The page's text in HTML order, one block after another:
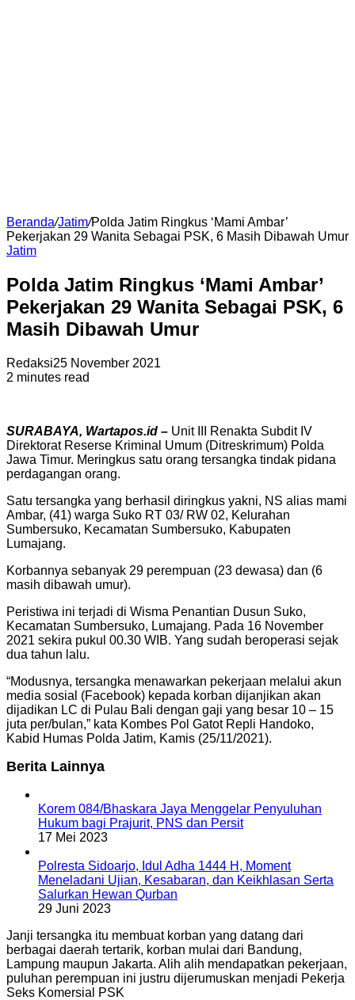
Beranda/Jatim/Polda Jatim Ringkus ‘Mami Ambar’
Pekerjakan 29 Wanita Sebagai PSK, 6 Masih Dibawah Umur
Jatim
Polda Jatim Ringkus ‘Mami Ambar’
Pekerjakan 29 Wanita Sebagai PSK, 6
Masih Dibawah Umur
Redaksi25 November 2021
2 minutes read
SURABAYA, Wartapos.id – Unit III Renakta Subdit IV
Direktorat Reserse Kriminal Umum (Ditreskrimum) Polda
Jawa Timur. Meringkus satu orang tersangka tindak pidana
perdagangan orang.
Satu tersangka yang berhasil diringkus yakni, NS alias mami
Ambar, (41) warga Suko RT 03/ RW 02, Kelurahan
Sumbersuko, Kecamatan Sumbersuko, Kabupaten
Lumajang.
Korbannya sebanyak 29 perempuan (23 dewasa) dan (6
masih dibawah umur).
Peristiwa ini terjadi di Wisma Penantian Dusun Suko,
Kecamatan Sumbersuko, Lumajang. Pada 16 November
2021 sekira pukul 00.30 WIB. Yang sudah beroperasi sejak
dua tahun lalu.
“Modusnya, tersangka menawarkan pekerjaan melalui akun
media sosial (Facebook) kepada korban dijanjikan akan
dijadikan LC di Pulau Bali dengan gaji yang besar 10 – 15
juta per/bulan,” kata Kombes Pol Gatot Repli Handoko,
Kabid Humas Polda Jatim, Kamis (25/11/2021).
Berita Lainnya
Korem 084/Bhaskara Jaya Menggelar Penyuluhan
Hukum bagi Prajurit, PNS dan Persit
17 Mei 2023
Polresta Sidoarjo, Idul Adha 1444 H, Moment
Meneladani Ujian, Kesabaran, dan Keikhlasan Serta
Salurkan Hewan Qurban
29 Juni 2023
Janji tersangka itu membuat korban yang datang dari
berbagai daerah tertarik, korban mulai dari Bandung,
Lampung maupun Jakarta. Alih alih mendapatkan pekerjaan,
puluhan perempuan ini justru dijerumuskan menjadi Pekerja
Seks Komersial PSK